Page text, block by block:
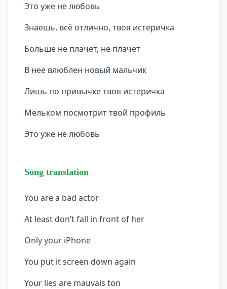
Это уже не любовь
Знаешь, всё отлично, твоя истеричка
Больше не плачет, не плачет
В неё влюблен новый мальчик
Лишь по привычке твоя истеричка
Мельком посмотрит твой профиль
Это уже не любовь
Song translation
You are a bad actor
At least don’t fall in front of her
Only your iPhone
You put it screen down again
Your lies are mauvais ton